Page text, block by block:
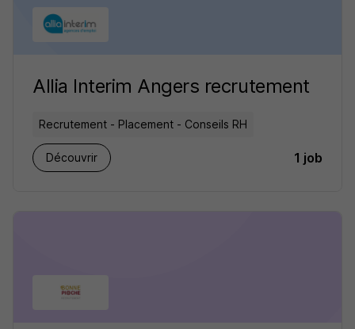
Allia Interim Angers recrutement
Recrutement - Placement - Conseils RH
Découvrir 1 job